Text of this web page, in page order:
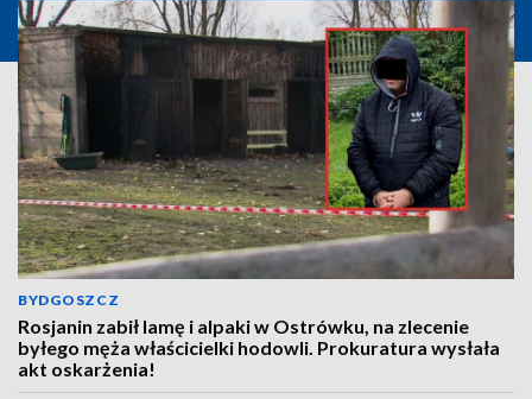
BYDGOSZCZ
Rosjanin zabił lamę i alpaki w Ostrówku, na zlecenie
byłego męża właścicielki hodowli. Prokuratura wysłała
akt oskarżenia!